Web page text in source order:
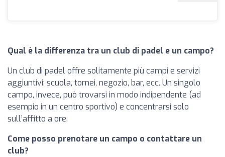
Qual è la differenza tra un club di padel e un campo?
Un club di padel offre solitamente più campi e servizi
aggiuntivi: scuola, tornei, negozio, bar, ecc. Un singolo
campo, invece, può trovarsi in modo indipendente (ad
esempio in un centro sportivo) e concentrarsi solo
sull’affitto a ore.
Come posso prenotare un campo o contattare un
club?